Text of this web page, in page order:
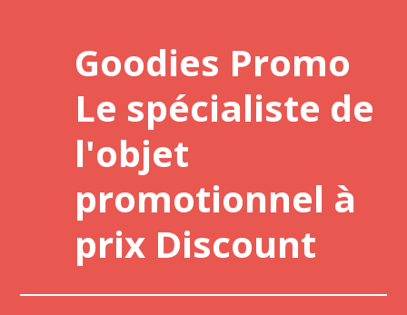
Goodies Promo
Le spécialiste de
l'objet
promotionnel à
prix Discount